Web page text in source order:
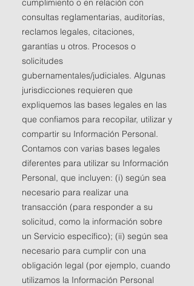
cumplimiento o en relación con
consultas reglamentarias, auditorías,
reclamos legales, citaciones,
garantías u otros. Procesos o
solicitudes
gubernamentales/judiciales. Algunas
jurisdicciones requieren que
expliquemos las bases legales en las
que confiamos para recopilar, utilizar y
compartir su Información Personal.
Contamos con varias bases legales
diferentes para utilizar su Información
Personal, que incluyen: (i) según sea
necesario para realizar una
transacción (para responder a su
solicitud, como la información sobre
un Servicio específico); (ii) según sea
necesario para cumplir con una
obligación legal (por ejemplo, cuando
utilizamos la Información Personal